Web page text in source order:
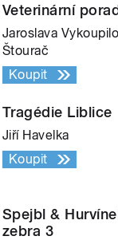
Veterinární
Jaroslava
Štourač
Koupit
Tragédie Liblice
Jiří Havelka
Koupit
Spejbl &
zebra 3